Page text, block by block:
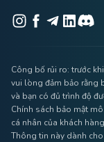
Công bố rủi ro: trước
vui lòng đảm bảo rằng
và bạn có đủ trình độ
Chính sách bảo mật
cá nhân của khách
Thông tin này dành